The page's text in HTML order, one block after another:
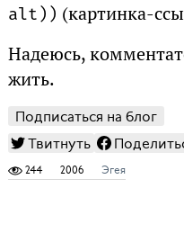
alt) ) (картинка-
Надеюсь,
жить.
Подписаться на блог
Твитнуть
244 2006 Эгея